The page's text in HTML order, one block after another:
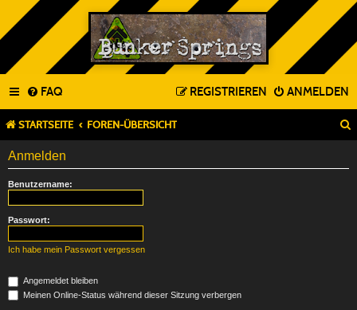
FAQ ANMELDEN
REGISTRIEREN
STARTSEITE FOREN-ÜBERSICHT
Anmelden
Benutzername:
Passwort:
Ich habe mein Passwort vergessen
Angemeldet bleiben
Meinen Online-Status während dieser Sitzung verbergen